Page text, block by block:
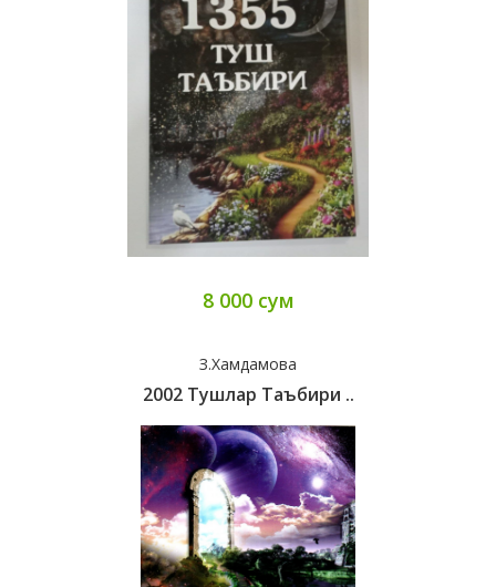
8 000 сум
З.Хамдамова
2002 Тушлар Таъбири ..